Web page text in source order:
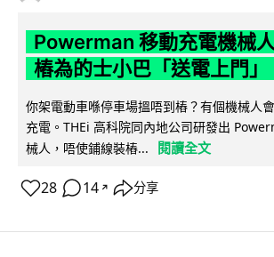
Powerman 移動充電機械
樁為的士小巴「送電上門」
你架電動車喺停車場搵唔到樁？有個機械人
充電。THEi 高科院同內地公司研發出
械人，唔使鋪線裝樁...
閱讀全文
28 14 ↗ 分享